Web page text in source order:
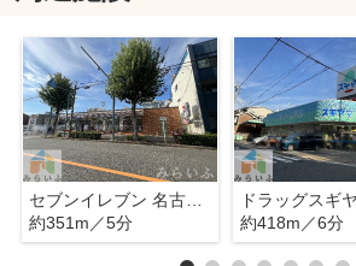
セブンイレブン 名古屋筒井町4丁目店
約351m／5分
約418m／6分